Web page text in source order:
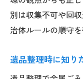
別は収集不可や回
治体ルールの順守を
遺品整理時に知り